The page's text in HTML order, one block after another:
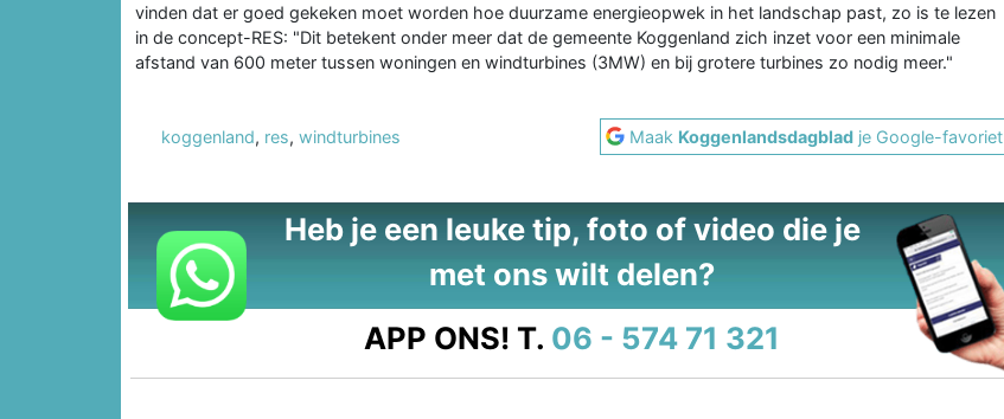
vinden dat er goed gekeken moet worden hoe duurzame energieopwek in het landschap past, zo is te lezen
in de concept-RES: "Dit betekent onder meer dat de gemeente Koggenland zich inzet voor een minimale
afstand van 600 meter tussen woningen en windturbines (3MW) en bij grotere turbines zo nodig meer."
koggenland, res, windturbines Maak Koggenlandsdagblad je Google-favoriet
Heb je een leuke tip, foto of video die je
met ons wilt delen?
APP ONS! T. 06 - 574 71 321